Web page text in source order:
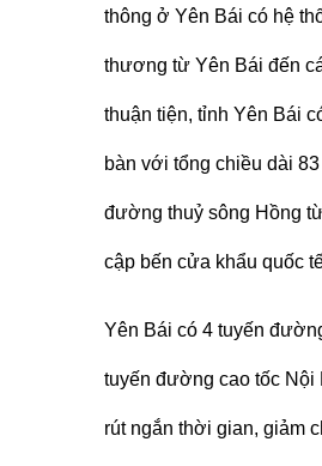
thông ở Yên Bái có hệ
thương từ Yên Bái đến
thuận tiện, tỉnh Yên Bái
bàn với tổng chiều dài
đường thuỷ sông Hồng
cập bến cửa khẩu quốc
Yên Bái có 4 tuyến
tuyến đường cao tốc Nội
rút ngắn thời gian, giảm